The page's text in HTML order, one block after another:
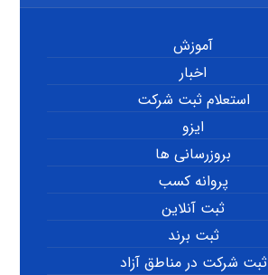
آموزش
اخبار
استعلام ثبت شرکت
ایزو
بروزرسانی ها
پروانه کسب
ثبت آنلاین
ثبت برند
ثبت شرکت در مناطق آزاد